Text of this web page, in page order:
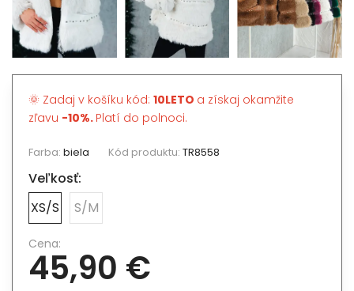
🌞 Zadaj v košíku kód: 10LETO a získaj okamžite
zľavu -10%. Platí do polnoci.
Farba: biela Kód produktu: TR8558
Veľkosť:
XS/S
S/M
Cena:
45,90 €